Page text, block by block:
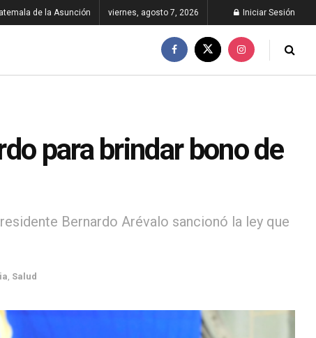
de la Asunción viernes, agosto 7, 2026 Iniciar Sesión
para brindar bono de
Bernardo Arévalo sancionó la ley que
Salud